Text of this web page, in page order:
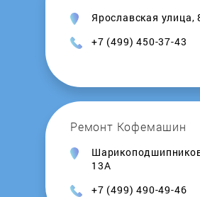
KuchenChef
Kuppersberg
Kuppersbusch
Ярославская улица,
+7 (499) 450-37-43
Ремонт Кофемашин
13А
+7 (499) 490-49-46